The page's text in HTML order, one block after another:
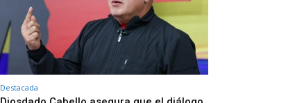
Destacada